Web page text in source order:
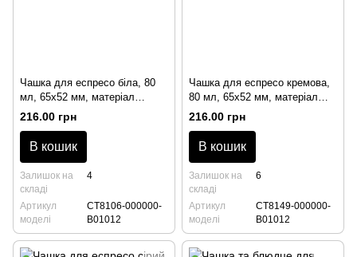
Чашка для еспресо біла, 80
мл, 65х52 мм, матеріал
Кераміка Utopia
216.00 грн
В кошик
Залишок на
складі
4
Артикул
моделі
CT8106-000000-
B01012
Чашка для еспресо кремова,
80 мл, 65х52 мм, матеріал
Кераміка Utopia
216.00 грн
В кошик
Залишок на
складі
6
Артикул
моделі
CT8149-000000-
B01012